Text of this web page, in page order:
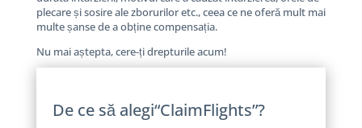
plecare și sosire ale zborurilor etc., ceea ce ne oferă mult mai
multe șanse de a obține compensația.
Nu mai aștepta, cere-ți drepturile acum!
De ce să alegi“ClaimFlights”?